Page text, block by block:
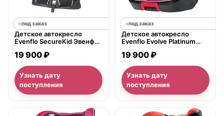
под заказ
Детское автокресло
Evenflo SecureKid Эвенфло
19 900 ₽
Узнать дату
поступления
под заказ
Детское автокресло
Evenflo Evolve Platinum
Платинум Сериз
19 900 ₽
Узнать дату
поступления